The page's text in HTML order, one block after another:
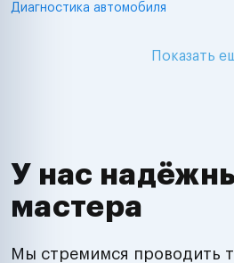
Диагностика автомобиля
Показать
У нас
мастера
Мы стремимся проводить